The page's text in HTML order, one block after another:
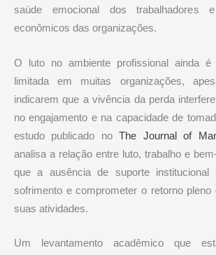
saúde emocional dos trabalhadores
econômicos das organizações.
O luto no ambiente profissional ainda é
limitada em muitas organizações,
indicarem que a vivência da perda
no engajamento e na capacidade de
estudo publicado noThe Journal of
analisa a relação entre luto, trabalho e
que a ausência de suporte institucional
sofrimento e comprometer o retorno pleno
suas atividades.
Um levantamento acadêmico que